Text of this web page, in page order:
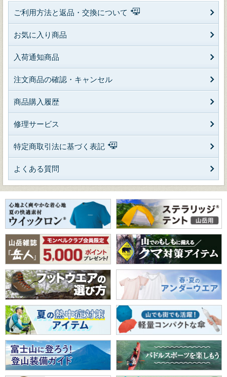
ご利用方法と返品・交換について
お気に入り商品
入荷通知商品
注文商品の確認・キャンセル
商品購入履歴
修理サービス
特定商取引法に基づく表記
よくある質問